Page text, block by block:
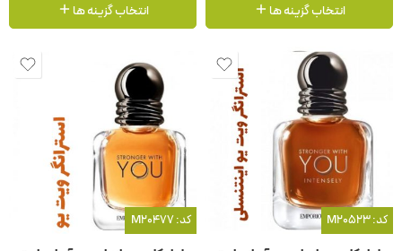
انتخاب گزینه ها انتخاب گزینه ها
کد: M20523 کد: M20477